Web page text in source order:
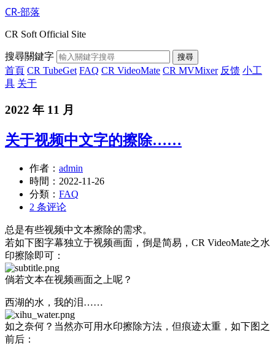
CR-部落
CR Soft Official Site
搜尋關鍵字 搜尋
首頁 CR TubeGet FAQ CR VideoMate CR MVMixer 反馈 小工
具 关于
2022 年 11 月
关于视频中文字的擦除……
作者： admin
時間： 2022-11-26
分類： FAQ
2 条评论
总是有些视频中文本擦除的需求。
若如下图字幕独立于视频画面，倒是简易，CR VideoMate之水
印擦除即可：
倘若文本在视频画面之上呢？
西湖的水，我的泪……
如之奈何？当然亦可用水印擦除方法，但痕迹太重，如下图之
前后：